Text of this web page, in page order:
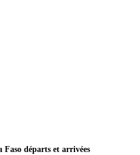
départs et arrivées